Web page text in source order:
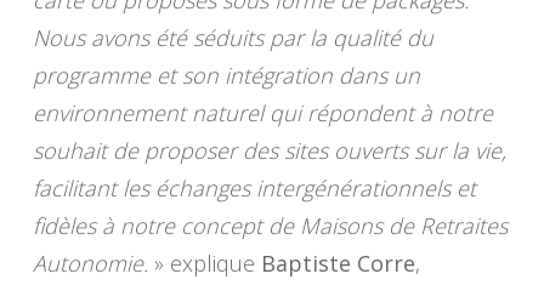
Nous avons été séduits par la qualité du
programme et son intégration dans un
environnement naturel qui répondent à notre
souhait de proposer des sites ouverts sur la vie,
facilitant les échanges intergénérationnels et
fidèles à notre concept de Maisons de Retraites
Autonomie. » explique Baptiste Corre,